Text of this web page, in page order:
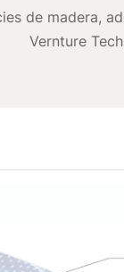
de madera,
Vernture